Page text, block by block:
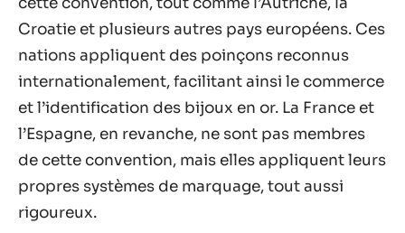
Croatie et plusieurs autres pays européens. Ces
nations appliquent des poinçons reconnus
internationalement, facilitant ainsi le commerce
et l’identification des bijoux en or. La France et
l’Espagne, en revanche, ne sont pas membres
de cette convention, mais elles appliquent leurs
propres systèmes de marquage, tout aussi
rigoureux.